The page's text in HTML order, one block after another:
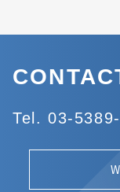
Tel. 03-